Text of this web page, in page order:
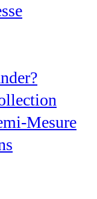
Mesure